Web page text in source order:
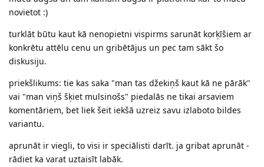
novietot :)
turklāt būtu kaut kā nenopietni vispirms sarunāt korķīšiem ar
konkrētu attēlu cenu un gribētājus un pec tam sākt šo
diskusiju.
priekšlikums: tie kas saka "man tas džekiņš kaut kā ne pārāk"
vai "man viņš šķiet mulsinošs" piedalās ne tikai arsaviem
komentāriem, bet liek šeit iekšā uzreiz savu izlaboto bildes
variantu.
aprunāt ir viegli, to visi ir speciālisti darīt. ja gribat aprunāt -
rādiet ka varat uztaisīt labāk.